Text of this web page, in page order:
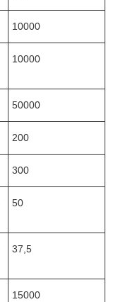
10000
10000
50000
200
300
50
37,5
15000